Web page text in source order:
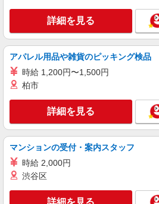
分単位で別途支給しま
グランダ武蔵関
18）
キープ
アルバイト パート
コンパスグループ・ジャパン株式会社
調理補助【アルバイ
時給1,250円以上 試用期間中 時給1,250円以上
(試用期間2ヶ月) 残業が発生した場合、残業代を1
分単位で別途支給しま
ボンセジュール南
詳細を見る
アパレル用品や雑貨のピッキング検品
時給 1,200円〜1,500円
柏市
詳細を見る
マンションの受付・案内スタッフ
時給 2,000円
渋谷区
詳細を見る